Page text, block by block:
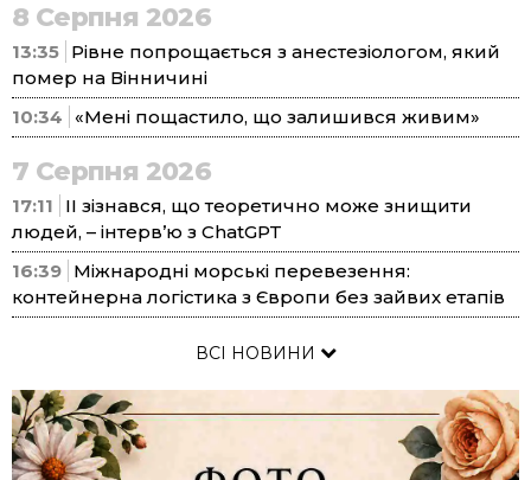
8 Серпня 2026
13:35 Рівне попрощається з анестезіологом, який
помер на Вінничині
10:34
«Мені пощастило, що залишився живим»
7 Серпня 2026
17:11
ІІ зізнався, що теоретично може знищити
людей, – інтерв’ю з ChatGPT
16:39 Міжнародні морські перевезення:
контейнерна логістика з Європи без зайвих етапів
ВСІ НОВИНИ